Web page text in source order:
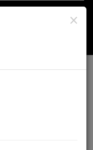
สารบัญ×
งหน้า